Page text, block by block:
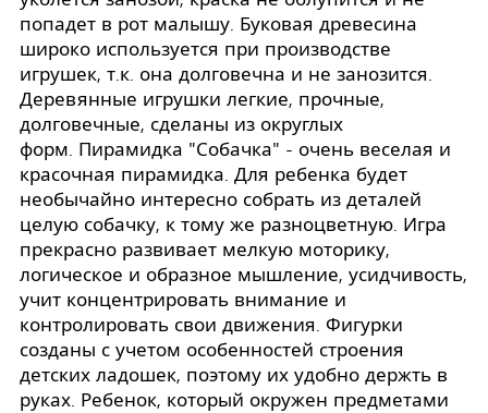
попадет в рот малышу. Буковая древесина
широко используется при производстве
игрушек, т.к. она долговечна и не занозится.
Деревянные игрушки легкие, прочные,
долговечные, сделаны из округлых
форм. Пирамидка "Собачка" - очень веселая и
красочная пирамидка. Для ребенка будет
необычайно интересно собрать из деталей
целую собачку, к тому же разноцветную. Игра
прекрасно развивает мелкую моторику,
логическое и образное мышление, усидчивость,
учит концентрировать внимание и
контролировать свои движения. Фигурки
созданы с учетом особенностей строения
детских ладошек, поэтому их удобно держть в
руках. Ребенок, который окружен предметами